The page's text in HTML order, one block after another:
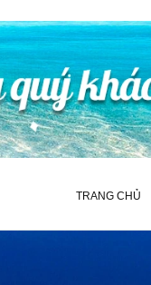
TRANG CHỦ